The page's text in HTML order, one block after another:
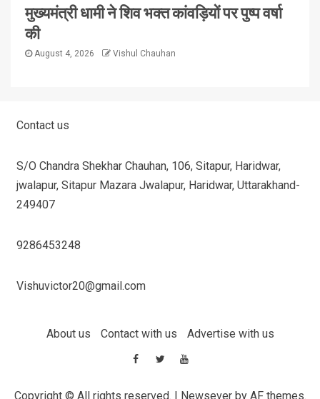
मुख्यमंत्री धामी ने शिव भक्त कांवड़ियों पर पुष्प वर्षा
की
August 4, 2026 Vishul Chauhan
Contact us
S/O Chandra Shekhar Chauhan, 106, Sitapur, Haridwar,
jwalapur, Sitapur Mazara Jwalapur, Haridwar, Uttarakhand-
249407
9286453248
Vishuvictor20@gmail.com
About us Contact with us Advertise with us
Copyright © All rights reserved. | Newseverby AF themes.